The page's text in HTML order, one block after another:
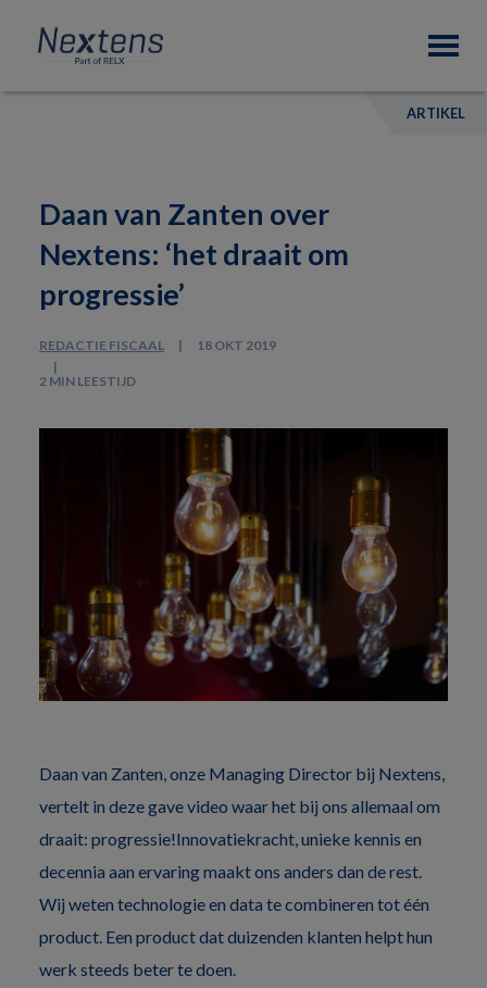
primary
navigation
content
footer
Nextens
Fiscaal
partner
van
ARTIKEL
Daan van Zanten over
Nextens: ‘het draait om
progressie’
REDACTIE FISCAAL 18 OKT 2019
2 MIN LEESTIJD
Daan van Zanten, onze Managing Director bij Nextens,
vertelt in deze gave video waar het bij ons allemaal om
draait: progressie!Innovatiekracht, unieke kennis en
decennia aan ervaring maakt ons anders dan de rest.
Wij weten technologie en data te combineren tot één
product. Een product dat duizenden klanten helpt hun
werk steeds beter te doen.